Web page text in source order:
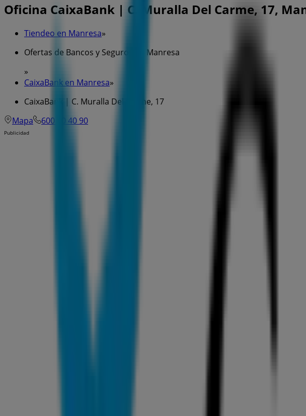
Oficina CaixaBank | C. Muralla Del Carme, 17,
Tiendeo en Manresa»
Ofertas de Bancos y Seguros en Manresa
»
CaixaBank en Manresa»
CaixaBank | C. Muralla Del Carme, 17
Mapa
600 40 40 90
Publicidad